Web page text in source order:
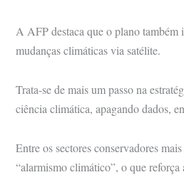
A AFP destaca que o plano
mudanças climáticas via satélite.
Trata-se de mais um passo na
ciência climática, apagando dados,
Entre os sectores conservadores
“alarmismo climático”, o que